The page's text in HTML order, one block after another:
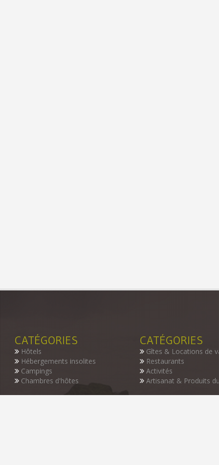
CATÉGORIES
Hôtels
Hébergements insolites
Campings
Chambres d'hôtes
CATÉGORIES
Gîtes & Locations de
Restaurants
Activités
Artisanat & Produits